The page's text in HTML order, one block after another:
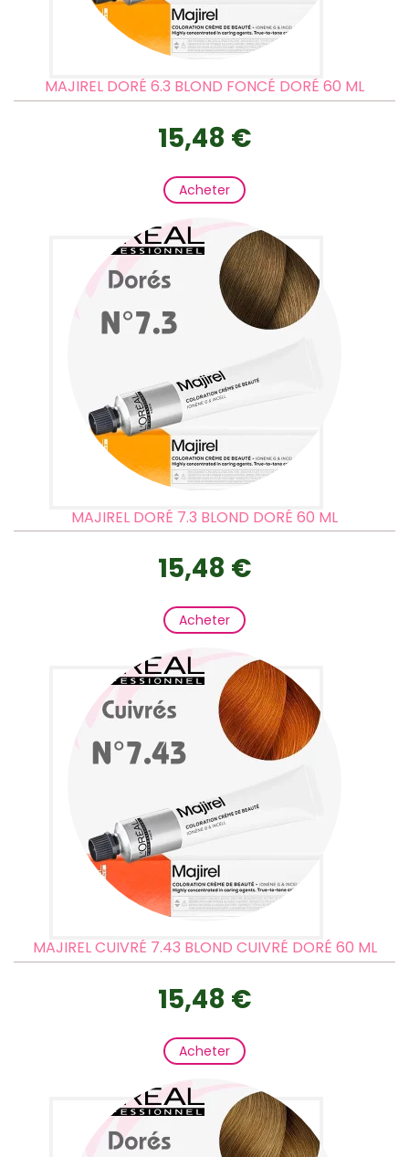
MAJIREL DORÉ 6.3 BLOND FONCÉ DORÉ 60 ML
15,48 €
Acheter
MAJIREL DORÉ 7.3 BLOND DORÉ 60 ML
15,48 €
Acheter
MAJIREL CUIVRÉ 7.43 BLOND CUIVRÉ DORÉ 60 ML
15,48 €
Acheter